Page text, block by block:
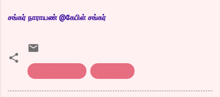
சங்கர் நாராயண் @கேபிள் சங்கர்